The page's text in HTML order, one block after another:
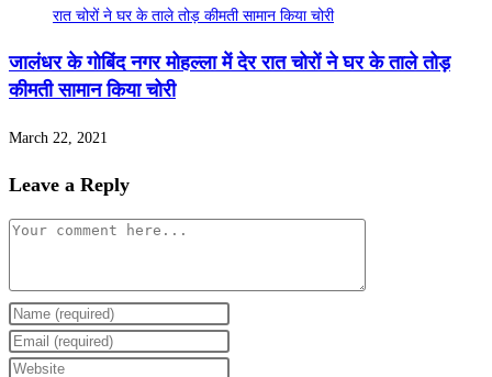
जालंधर के गोबिंद नगर मोहल्ला में देर रात चोरों ने घर के ताले तोड़
कीमती सामान किया चोरी
March 22, 2021
Leave a Reply
Comment
Enter
your
name
Enter
your
Enter